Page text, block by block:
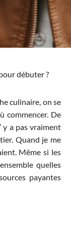
débuter ?
culinaire, on se
commencer. De
y a pas vraiment
Quand je me
Même si les
quelles
payantes